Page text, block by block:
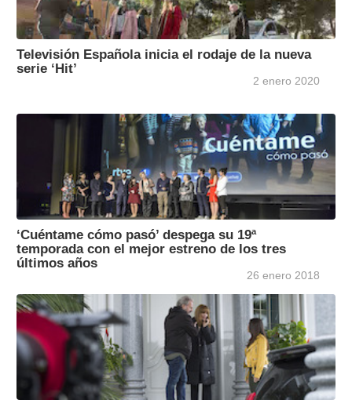
Televisión Española inicia el rodaje de la nueva
serie ‘Hit’
2 enero 2020
‘Cuéntame cómo pasó’ despega su 19ª
temporada con el mejor estreno de los tres
últimos años
26 enero 2018